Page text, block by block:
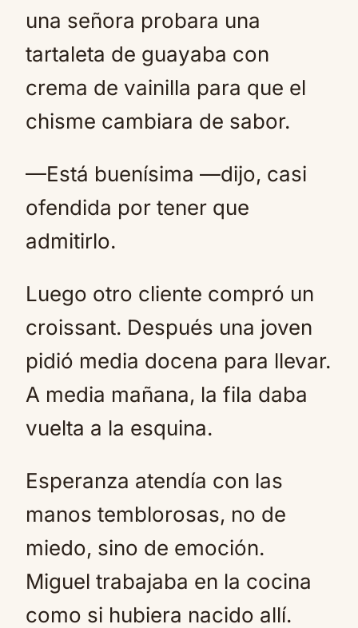
una señora probara una
tartaleta de guayaba con
crema de vainilla para que el
chisme cambiara de sabor.
—Está buenísima —dijo, casi
ofendida por tener que
admitirlo.
Luego otro cliente compró un
croissant. Después una joven
pidió media docena para llevar.
A media mañana, la fila daba
vuelta a la esquina.
Esperanza atendía con las
manos temblorosas, no de
miedo, sino de emoción.
Miguel trabajaba en la cocina
como si hubiera nacido allí.